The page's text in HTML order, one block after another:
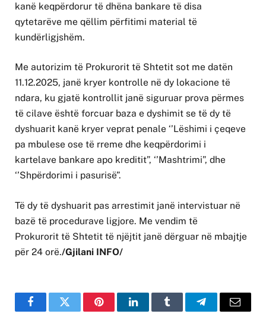
kanë keqpërdorur të dhëna bankare të disa
qytetarëve me qëllim përfitimi material të
kundërligjshëm.
Me autorizim të Prokurorit të Shtetit sot me datën
11.12.2025, janë kryer kontrolle në dy lokacione të
ndara, ku gjatë kontrollit janë siguruar prova përmes
të cilave është forcuar baza e dyshimit se të dy të
dyshuarit kanë kryer veprat penale ‘’Lëshimi i çeqeve
pa mbulese ose të rreme dhe keqpërdorimi i
kartelave bankare apo kreditit”, ‘’Mashtrimi”, dhe
‘’Shpërdorimi i pasurisë”.
Të dy të dyshuarit pas arrestimit janë intervistuar në
bazë të procedurave ligjore. Me vendim të
Prokurorit të Shtetit të njëjtit janë dërguar në mbajtje
për 24 orë./Gjilani INFO/
FacebookTwitter PinterestLinkedInTumblr TelegramEmail